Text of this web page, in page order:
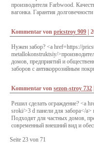
производителя Farbwood.
вагонка. Гарантия
Kommentar von pricstroy 909
Нужен забор? <a href=https://
metallokonstruktsiy/
домов, предприятий и
заборов с антикоррозийным
Kommentar von sezon-stroy 732
Решил сделать ограждение? <a
sroki/>3 d панели для забора</a>
Подходят для частных домов,
современный внешний вид и
Seite 23 von 71